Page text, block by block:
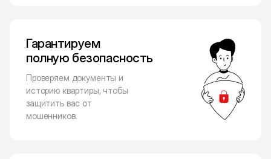
Гарантируем
полную безопасность
Проверяем документы и
историю квартиры, чтобы
защитить вас от
мошенников.